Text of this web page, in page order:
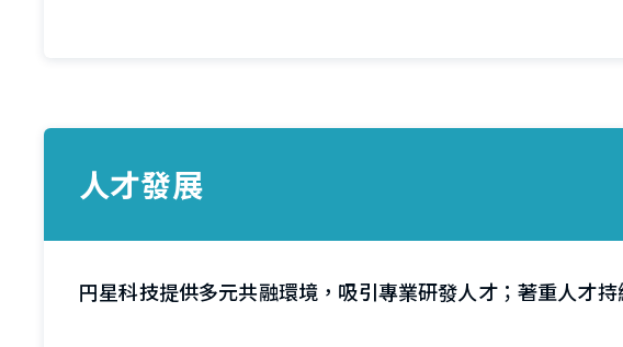
人才發展
円星科技提供多元共融環境，吸引專業研發人才；著重人才